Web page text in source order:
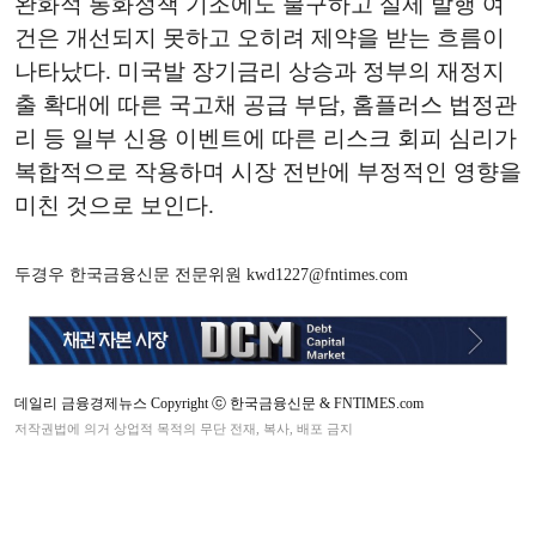
건은 개선되지 못하고 오히려 제약을 받는 흐름이
나타났다. 미국발 장기금리 상승과 정부의 재정지
출 확대에 따른 국고채 공급 부담, 홈플러스 법정관
리 등 일부 신용 이벤트에 따른 리스크 회피 심리가
복합적으로 작용하며 시장 전반에 부정적인 영향을
미친 것으로 보인다.
두경우 한국금융신문 전문위원 kwd1227@fntimes.com
데일리 금융경제뉴스 Copyright ⓒ 한국금융신문 & FNTIMES.com
저작권법에 의거 상업적 목적의 무단 전재, 복사, 배포 금지